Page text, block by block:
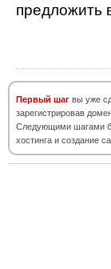
предложить
Первый шаг вы уже
зарегистрировав
Следующими шагами
хостинга и создание